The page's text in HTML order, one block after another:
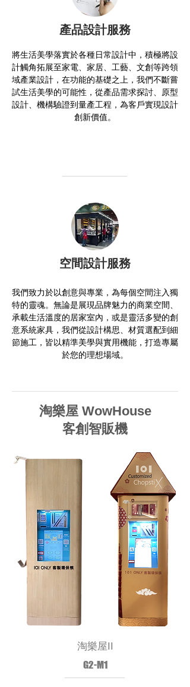
產品設計服務
將生活美學落實於各種日常設計中， 積極將設
計觸角拓展至家電、家居、工藝、文創等跨領
域產業設計，在功能的基礎之上，我們不斷嘗
試生活美學的可能性，從產品需求探討、原型
設計、機構驗證到量產工程，為客戶實現設計
創新價值。
空間設計服務
我們致力於以創意與專業，為每個空間注入獨
特的靈魂。無論是展現品牌魅力的商業空間、
承載生活溫度的居家室內，或是靈活多變的創
意系統家具，我們從設計構思、材質選配到細
節施工，皆以精準美學與實用機能，打造專屬
於您的理想場域。
淘樂屋 WowHouse
客創智販機
淘樂屋II
G2-M1